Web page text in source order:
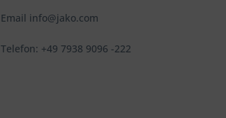
Email info@jako.com
Telefon: +49 7938 9096 -222